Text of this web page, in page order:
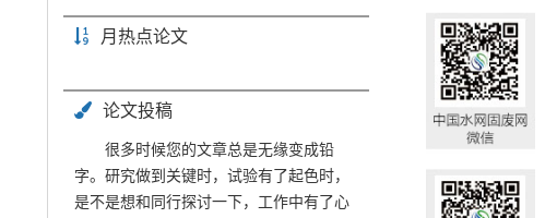
月热点论文
论文投稿
很多时候您的文章总是无缘变成铅
字。研究做到关键时，试验有了起色时，
是不是想和同行探讨一下，工作中有了心